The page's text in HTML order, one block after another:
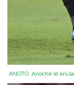
ANOTÓ. Anoche le